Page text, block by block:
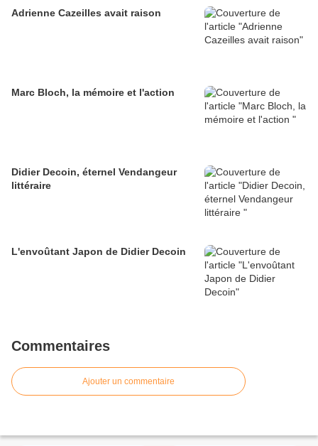
Adrienne Cazeilles avait raison
Marc Bloch, la mémoire et l'action
Didier Decoin, éternel Vendangeur
littéraire
L'envoûtant Japon de Didier Decoin
Commentaires
Ajouter un commentaire